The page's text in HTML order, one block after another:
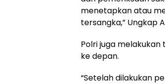
menetapkan atau
tersangka,” Ungkap
Polri juga
ke depan.
“Setelah dilakukan